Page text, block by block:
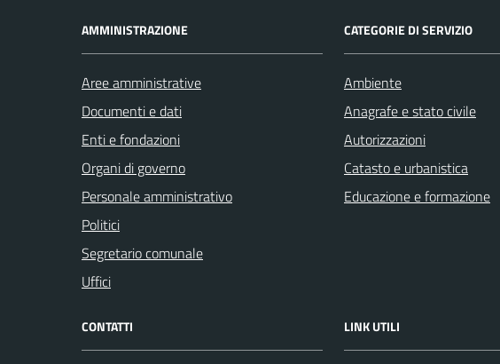
AMMINISTRAZIONE
Aree amministrative
Documenti e dati
Enti e fondazioni
Organi di governo
Personale amministrativo
Politici
Segretario comunale
Uffici
CATEGORIE DI SERVIZIO
Ambiente
Anagrafe e stato civile
Autorizzazioni
Catasto e urbanistica
Educazione e formazione
CONTATTI LINK UTILI